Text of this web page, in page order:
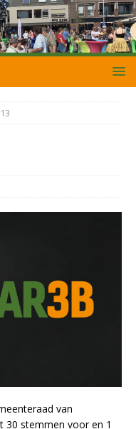
van
30 stemmen voor en 1